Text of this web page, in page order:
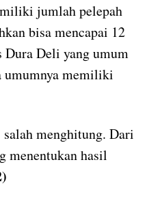
jumlah pelepah
bisa mencapai 12
Dura Deli yang umum
umumnya memiliki
menghitung. Dari
menentukan hasil